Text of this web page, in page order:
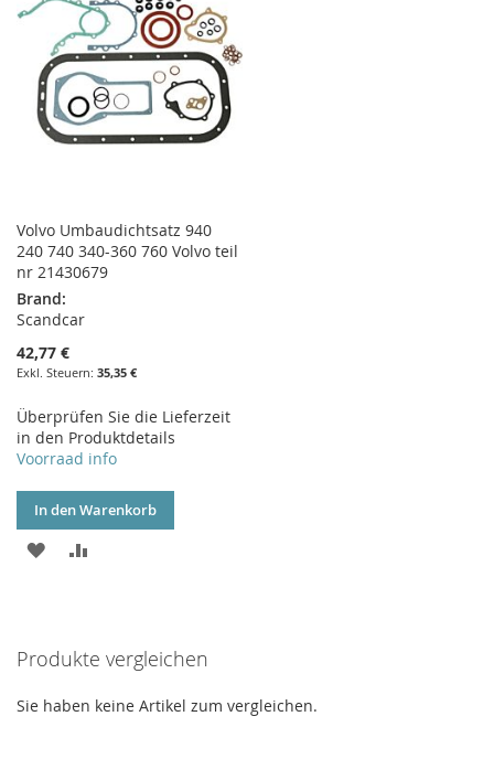
Volvo Umbaudichtsatz 940
240 740 340-360 760 Volvo teil
nr 21430679
Brand:
Scandcar
42,77 €
35,35 €
Überprüfen Sie die Lieferzeit
in den Produktdetails
Voorraad info
In den Warenkorb
ZUR
Produkte vergleichen
Sie haben keine Artikel zum vergleichen.